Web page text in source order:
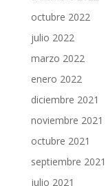
octubre 2022
julio 2022
marzo 2022
enero 2022
diciembre 2021
noviembre 2021
octubre 2021
septiembre 2021
julio 2021